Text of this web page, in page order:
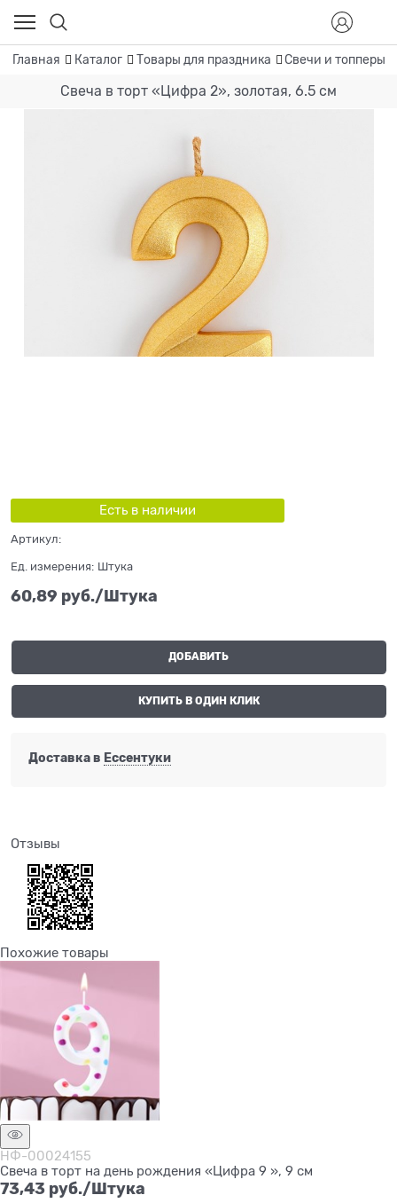
Главная Каталог Товары для праздника Свечи и топперы
Свеча в торт «Цифра 2», золотая, 6.5 см
Есть в наличии
Артикул:
Ед. измерения: Штука
60,89 руб./Штука
ДОБАВИТЬ
КУПИТЬ В ОДИН КЛИК
Доставка в Ессентуки
Отзывы
Похожие товары
НФ-00024155
Свеча в торт на день рождения «Цифра 9 », 9 см
73,43 руб./Штука